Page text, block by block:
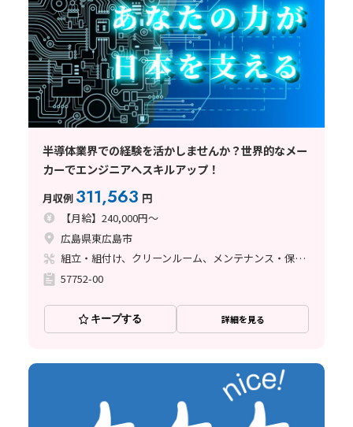
半導体業界での経験を活かしませんか？世界的なメー
カーでエンジニアへスキルアップ！
月収例 311,563 円
【月給】240,000円～
広島県東広島市
組立・組付け、クリーンルーム、メンテナンス・保全、立ち作業、その他
57752-00
キープする 詳細を見る